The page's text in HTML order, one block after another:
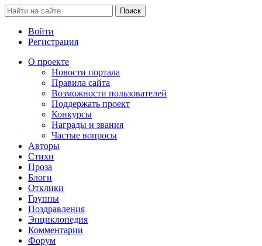
Войти
Регистрация
О проекте
Новости портала
Правила сайта
Возможности пользователей
Поддержать проект
Конкурсы
Награды и звания
Частые вопросы
Авторы
Стихи
Проза
Блоги
Отклики
Группы
Поздравления
Энциклопедия
Комментарии
Форум